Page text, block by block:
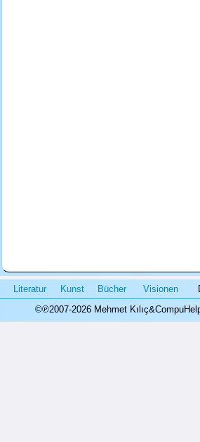
Literatur Kunst Bücher Visionen
©℗2007-2026 Mehmet